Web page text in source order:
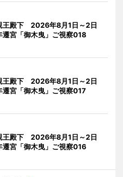
王殿下 2026年8月1日～2日
遷宮「御木曳」ご視察018
王殿下 2026年8月1日～2日
遷宮「御木曳」ご視察017
王殿下 2026年8月1日～2日
遷宮「御木曳」ご視察016